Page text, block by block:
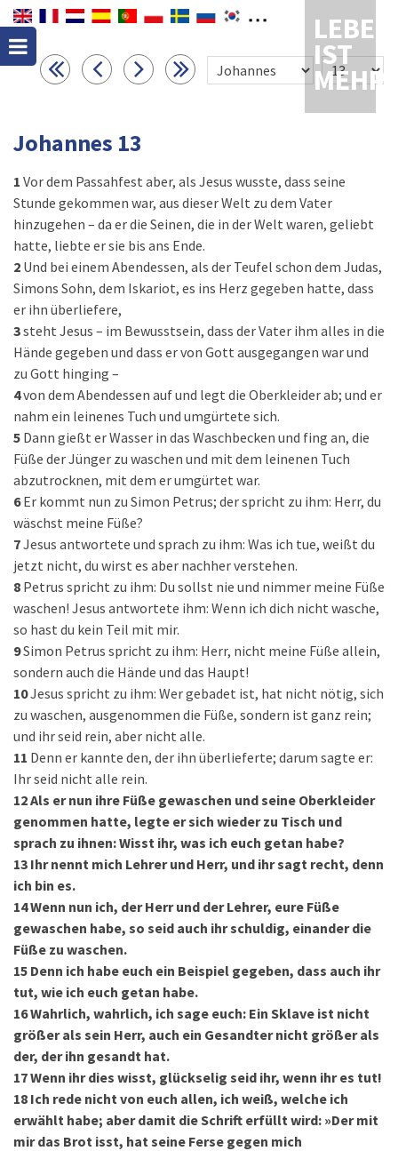
LEBEN
IST
MEHR
Johannes 13
1 Vor dem Passahfest aber, als Jesus wusste, dass seine
Stunde gekommen war, aus dieser Welt zu dem Vater
hinzugehen – da er die Seinen, die in der Welt waren, geliebt
hatte, liebte er sie bis ans Ende.
2 Und bei einem Abendessen, als der Teufel schon dem Judas,
Simons Sohn, dem Iskariot, es ins Herz gegeben hatte, dass
er ihn überliefere,
3steht Jesus – im Bewusstsein, dass der Vater ihm alles in die
Hände gegeben und dass er von Gott ausgegangen war und
zu Gott hinging –
4von dem Abendessen auf und legt die Oberkleider ab; und er
nahm ein leinenes Tuch und umgürtete sich.
5 Dann gießt er Wasser in das Waschbecken und fing an, die
Füße der Jünger zu waschen und mit dem leinenen Tuch
abzutrocknen, mit dem er umgürtet war.
6 Er kommt nun zu Simon Petrus; der spricht zu ihm: Herr, du
wäschst meine Füße?
7Jesus antwortete und sprach zu ihm: Was ich tue, weißt du
jetzt nicht, du wirst es aber nachher verstehen.
8 Petrus spricht zu ihm: Du sollst nie und nimmer meine Füße
waschen! Jesus antwortete ihm: Wenn ich dich nicht wasche,
so hast du kein Teil mit mir.
9Simon Petrus spricht zu ihm: Herr, nicht meine Füße allein,
sondern auch die Hände und das Haupt!
10Jesus spricht zu ihm: Wer gebadet ist, hat nicht nötig, sich
zu waschen, ausgenommen die Füße, sondern ist ganz rein;
und ihr seid rein, aber nicht alle.
11 Denn er kannte den, der ihn überlieferte; darum sagte er:
Ihr seid nicht alle rein.
12Als er nun ihre Füße gewaschen und seine Oberkleider
genommen hatte, legte er sich wieder zu Tisch und
sprach zu ihnen: Wisst ihr, was ich euch getan habe?
13 Ihr nennt mich Lehrer und Herr, und ihr sagt recht, denn
ich bin es.
14Wenn nun ich, der Herr und der Lehrer, eure Füße
gewaschen habe, so seid auch ihr schuldig, einander die
Füße zu waschen.
15 Denn ich habe euch ein Beispiel gegeben, dass auch ihr
tut, wie ich euch getan habe.
16Wahrlich, wahrlich, ich sage euch: Ein Sklave ist nicht
größer als sein Herr, auch ein Gesandter nicht größer als
der, der ihn gesandt hat.
17Wenn ihr dies wisst, glückselig seid ihr, wenn ihr es tut!
18 Ich rede nicht von euch allen, ich weiß, welche ich
erwählt habe; aber damit die Schrift erfüllt wird: »Der mit
mir das Brot isst, hat seine Ferse gegen mich